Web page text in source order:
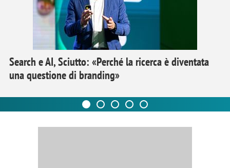
Search e AI, Sciutto: «Perché la ricerca è diventata
una questione di branding»